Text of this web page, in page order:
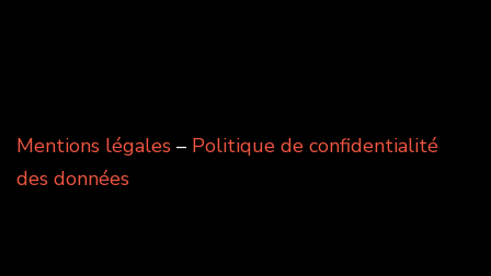
Mentions légales – Politique de confidentialité
des données